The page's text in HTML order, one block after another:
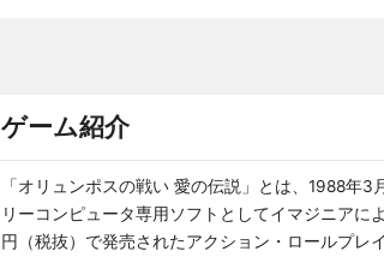
ゲーム紹介
「オリュンポスの戦い 愛の伝説」とは、1988年3
リーコンピュータ専用ソフトとしてイマジニアに
円（税抜）で発売されたアクション・ロールプレ